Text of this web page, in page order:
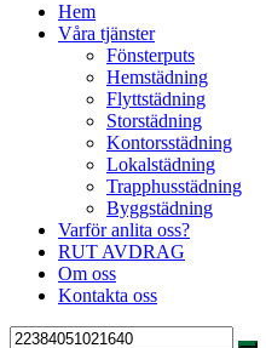
Hem
Våra tjänster
Fönsterputs
Hemstädning
Flyttstädning
Storstädning
Kontorsstädning
Lokalstädning
Trapphusstädning
Byggstädning
Varför anlita oss?
RUT AVDRAG
Om oss
Kontakta oss